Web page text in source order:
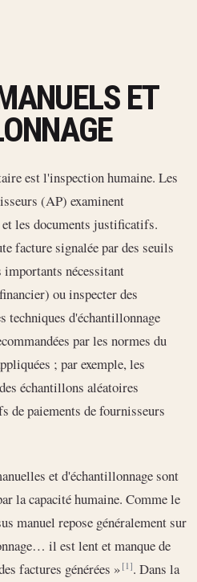
ET
est l'inspection humaine. Les
(AP) examinent
les documents justificatifs.
facture signalée par des seuils
importants nécessitant
ou inspecter des
techniques d'échantillonnage
par les normes du
; par exemple, les
échantillons aléatoires
de paiements de fournisseurs
et d'échantillonnage sont
la capacité humaine. Comme le
manuel repose généralement sur
il est lent et manque de
factures générées »[1]. Dans la